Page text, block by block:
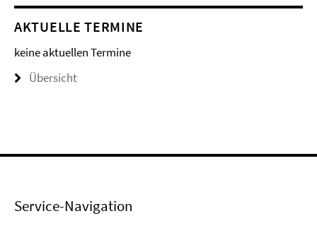
AKTUELLE TERMINE
keine aktuellen Termine
Übersicht
Service-Navigation